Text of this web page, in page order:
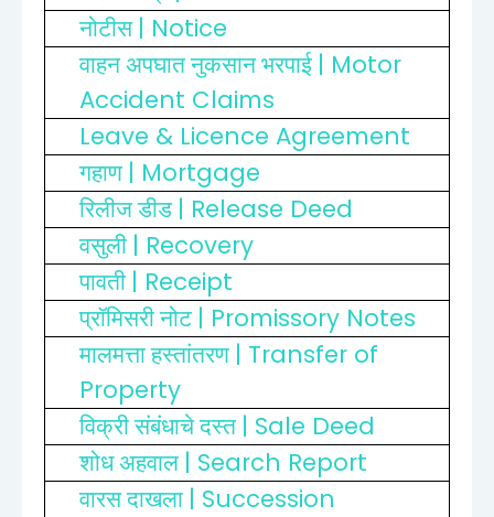
नोटीस | Notice
वाहन अपघात नुकसान भरपाई | Motor
Accident Claims
Leave & Licence Agreement
गहाण | Mortgage
रिलीज डीड | Release Deed
वसुली | Recovery
पावती | Receipt
प्रॉमिसरी नोट | Promissory Notes
मालमत्ता हस्तांतरण | Transfer of
Property
विक्री संबंधाचे दस्त | Sale Deed
शोध अहवाल | Search Report
वारस दाखला | Succession